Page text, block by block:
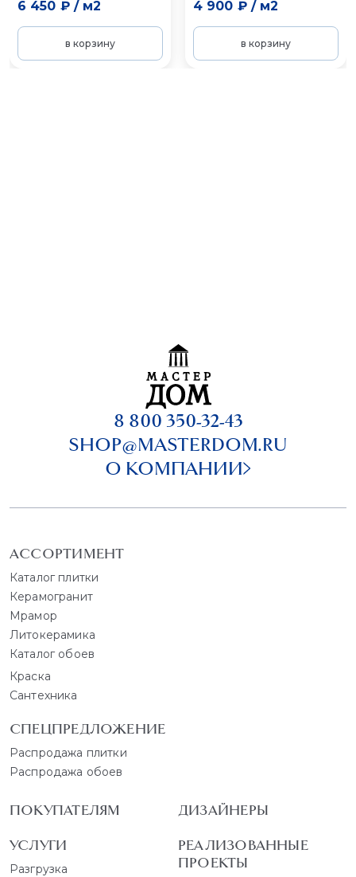
6 450 ₽/ м2
в корзину
4 900 ₽/ м2
в корзину
8 800 350-32-43
SHOP@MASTERDOM.RU
О КОМПАНИИ
АССОРТИМЕНТ
Каталог плитки
Керамогранит
Мрамор
Литокерамика
Каталог обоев
Краска
Сантехника
СПЕЦПРЕДЛОЖЕНИЕ
Распродажа плитки
Распродажа обоев
ПОКУПАТЕЛЯМ
УСЛУГИ
Разгрузка
ДИЗАЙНЕРЫ
РЕАЛИЗОВАННЫЕ
ПРОЕКТЫ